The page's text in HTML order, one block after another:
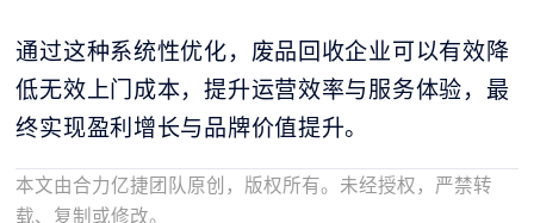
通过这种系统性优化，废品回收企业可以有效降
低无效上门成本，提升运营效率与服务体验，最
终实现盈利增长与品牌价值提升。
本文由合力亿捷团队原创，版权所有。未经授权，严禁转
载、复制或修改。